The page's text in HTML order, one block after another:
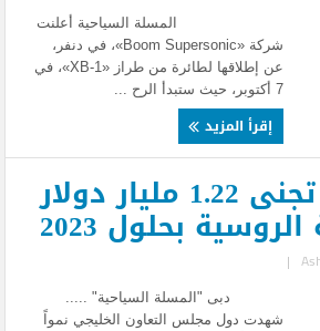
المسلة السياحية أعلنت
شركة «Boom Supersonic»، في دنفر،
عن إطلاقها لطائرة من طراز «XB-1»، في
7 أكتوبر، حيث ستبدأ الرح ...
إقرأ المزيد
دول الخليج تجنى 1.22 مليار دولار
بحلول 2023
|
دبى "المسلة السياحية" .....
شهدت دول مجلس التعاون الخليجي نمواً